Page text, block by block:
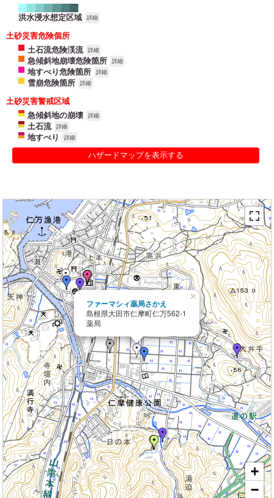
洪水浸水想定区域 詳細
土砂災害危険個所
土石流危険渓流
詳細
急傾斜地崩壊危険箇所 詳細
地すべり危険箇所 詳細
雪崩危険箇所 詳細
土砂災害警戒区域
急傾斜地の崩壊
詳細
土石流 詳細
地すべり 詳細
ハザードマップを表示する
ファーマシィ薬局さかえ
島根県大田市仁摩町仁万562-1
薬局
×
+
−